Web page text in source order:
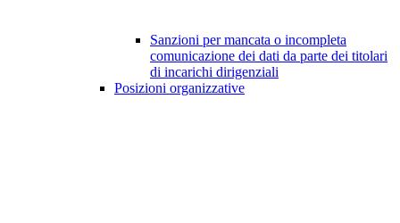
Sanzioni per mancata o incompleta
comunicazione dei dati da parte dei titolari
di incarichi dirigenziali
Posizioni organizzative